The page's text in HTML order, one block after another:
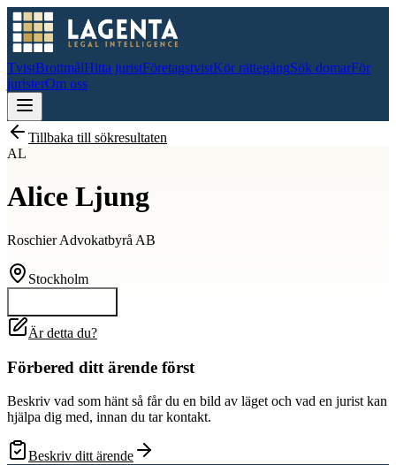
TvistBrottmålHitta juristFöretagstvistKör rättegångSök domarFör
juristerOm oss
Tillbaka till sökresultaten
AL
Alice Ljung
Roschier Advokatbyrå AB
Stockholm
Är detta du?
Förbered ditt ärende först
Beskriv vad som hänt så får du en bild av läget och vad en jurist kan
hjälpa dig med, innan du tar kontakt.
Beskriv ditt ärende